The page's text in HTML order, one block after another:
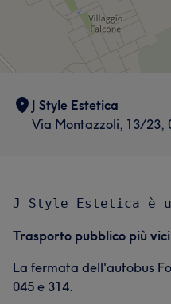
J Style Estetica
Via Montazzoli, 13/23,
Trasporto pubblico più
La fermata dell'autobus
045 e 314.